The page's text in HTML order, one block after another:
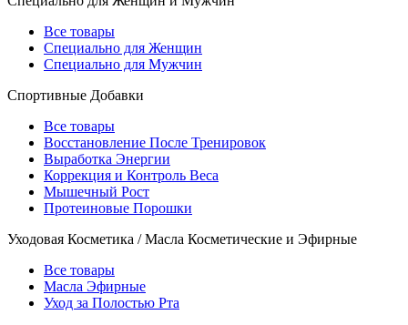
Все товары
Специально для Женщин
Специально для Мужчин
Спортивные Добавки
Все товары
Восстановление После Тренировок
Выработка Энергии
Коррекция и Контроль Веса
Мышечный Рост
Протеиновые Порошки
Уходовая Косметика / Масла Косметические и Эфирные
Все товары
Масла Эфирные
Уход за Полостью Рта